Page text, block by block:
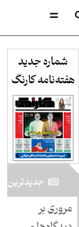
شماره جدید
هفته‌نامه کارنگ​
جدید‌ترین
مروری بر